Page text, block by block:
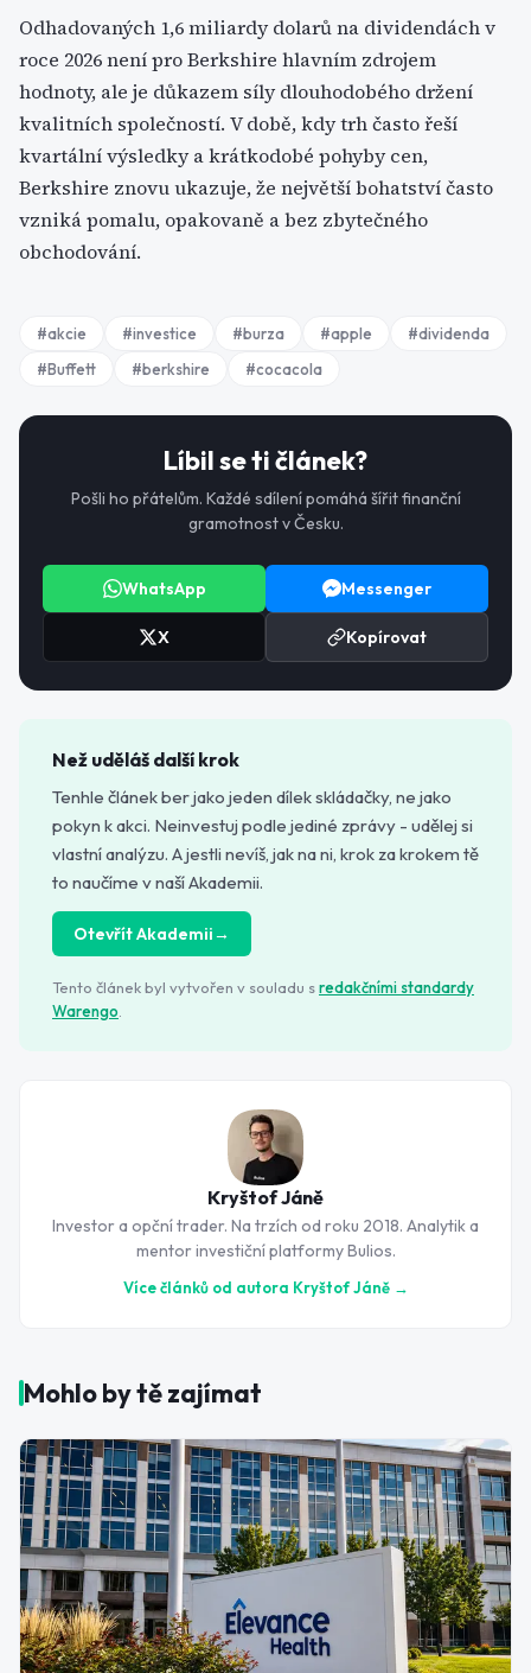
Odhadovaných 1,6 miliardy dolarů na dividendách v
roce 2026 není pro Berkshire hlavním zdrojem
hodnoty, ale je důkazem síly dlouhodobého držení
kvalitních společností. V době, kdy trh často řeší
kvartální výsledky a krátkodobé pohyby cen,
Berkshire znovu ukazuje, že největší bohatství často
vzniká pomalu, opakovaně a bez zbytečného
obchodování.
#akcie #investice #burza #apple #dividenda
#Buffett #berkshire #cocacola
Líbil se ti článek?
Pošli ho přátelům. Každé sdílení pomáhá šířit finanční
gramotnost v Česku.
WhatsApp Messenger
X Kopírovat
Než uděláš další krok
Tenhle článek ber jako jeden dílek skládačky, ne jako
pokyn k akci. Neinvestuj podle jediné zprávy - udělej si
vlastní analýzu. A jestli nevíš, jak na ni, krok za krokem tě
to naučíme v naší Akademii.
Otevřít Akademii→
Tento článek byl vytvořen v souladu sredakčními standardy
Warengo
Kryštof Jáně
Investor a opční trader. Na trzích od roku 2018. Analytik a
mentor investiční platformy Bulios.
Více článků od autora Kryštof Jáně →
Mohlo by tě zajímat